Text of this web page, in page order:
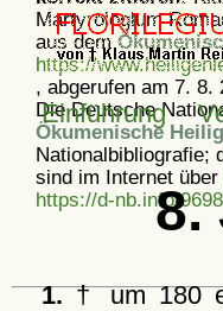
Einführung
8.
1.† um 180
Martyrologium
aus dem
https://
, abgerufen am 7. 8.
Die Deutsche
Ökumenische
Nationalbibliografie;
sind im Internet über
https://d-nb.info/